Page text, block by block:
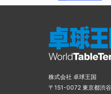
株式会社 卓球王国
〒151-0072 東京都渋